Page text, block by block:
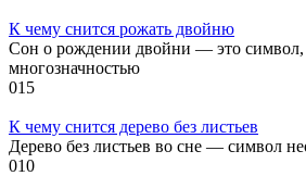
К чему снится рожать двойню
Сон о рождении двойни — это
многозначностью
015
К чему снится дерево без листьев
Дерево без листьев во сне — символ
010